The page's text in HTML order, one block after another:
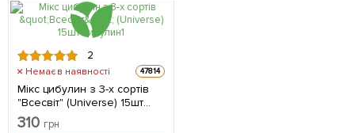
2
Немає в наявності 47814
Мікс цибулин з 3-х сортів
"Всесвіт" (Universe) 15шт
цибулин
310 грн